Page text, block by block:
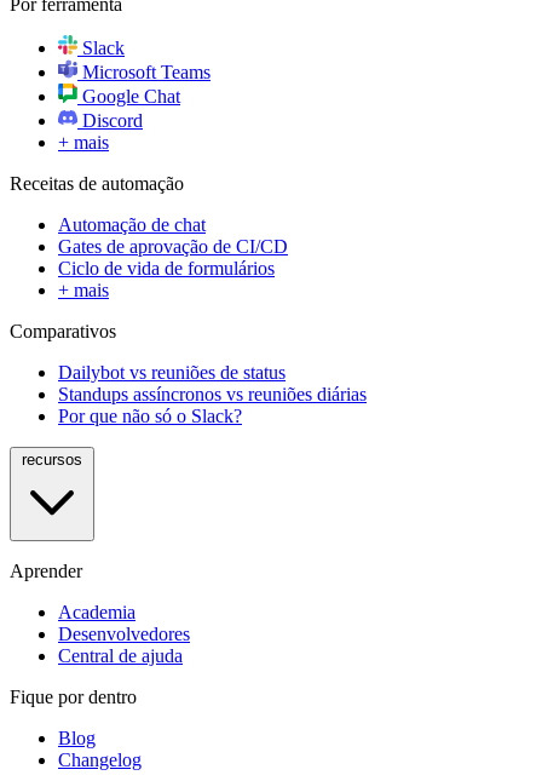
Por ferramenta
Slack
Microsoft Teams
Google Chat
Discord
+ mais
Receitas de automação
Automação de chat
Gates de aprovação de CI/CD
Ciclo de vida de formulários
+ mais
Comparativos
Dailybot vs reuniões de status
Standups assíncronos vs reuniões diárias
Por que não só o Slack?
Aprender
Academia
Desenvolvedores
Central de ajuda
Fique por dentro
Blog
Changelog